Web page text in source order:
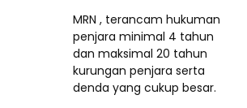
MRN , terancam hukuman
penjara minimal 4 tahun
dan maksimal 20 tahun
kurungan penjara serta
denda yang cukup besar.